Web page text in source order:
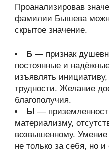
Проанализировав
фамилии Бышева
скрытое значение.
Б — признак
постоянные и
изъявлять инициативу,
трудности. Желание
благополучия.
Ы —
материализму,
возвышенному. Умение
не только за себя, но